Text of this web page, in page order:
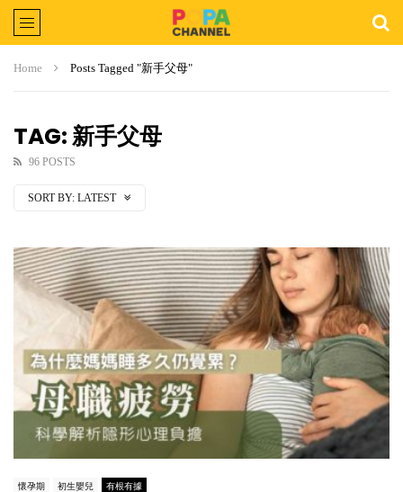
Home Posts Tagged "新手父母"
TAG: 新手父母
96 POSTS
SORT BY: LATEST
懷孕期 初生嬰兒 有根有據